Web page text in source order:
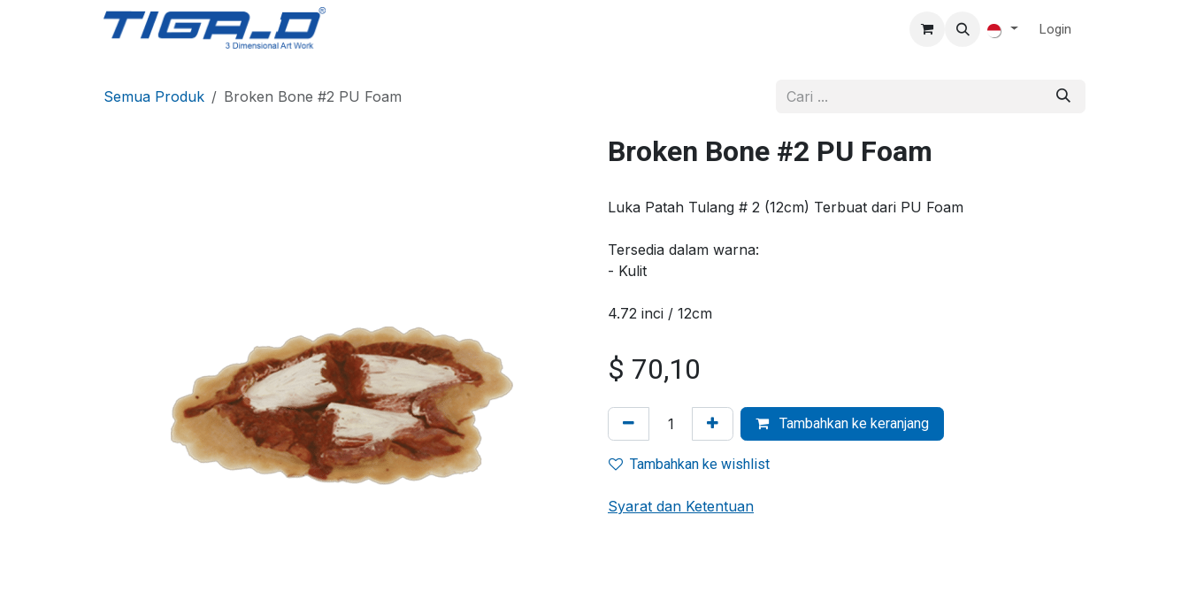
Login
Semua Produk Broken Bone #2 PU Foam
Broken Bone #2 PU Foam
Luka Patah Tulang # 2 (12cm) Terbuat dari PU Foam
Tersedia dalam warna:
- Kulit
4.72 inci / 12cm
$ 70,10
Tambahkan ke keranjang
Tambahkan ke wishlist
Syarat dan Ketentuan